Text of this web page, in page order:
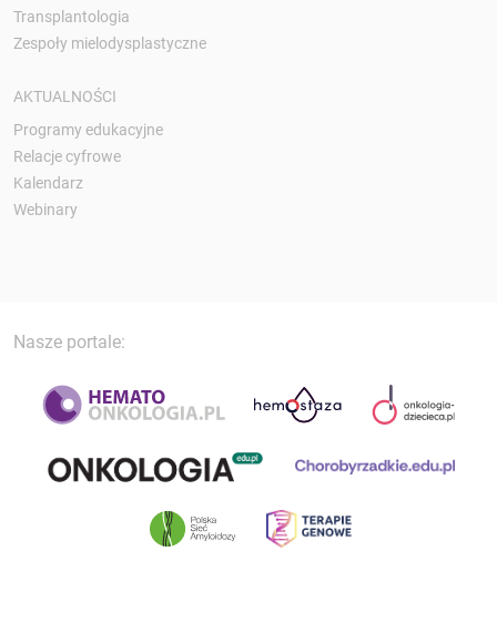
Transplantologia
Zespoły mielodysplastyczne
AKTUALNOŚCI
Programy edukacyjne
Relacje cyfrowe
Kalendarz
Webinary
Nasze portale: